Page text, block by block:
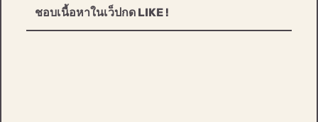
ชอบเนื้อหาในเว็ปกด LIKE !